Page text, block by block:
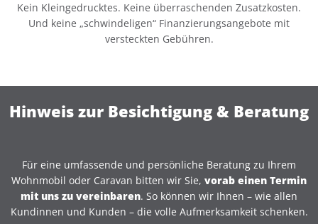
Kein Kleingedrucktes. Keine überraschenden Zusatzkosten.
Und keine „schwindeligen“ Finanzierungsangebote mit
versteckten Gebühren.
Hinweis zur Besichtigung & Beratung
Für eine umfassende und persönliche Beratung zu Ihrem
Wohnmobil oder Caravan bitten wir Sie, vorab einen Termin
mit uns zu vereinbaren. So können wir Ihnen – wie allen
Kundinnen und Kunden – die volle Aufmerksamkeit schenken.